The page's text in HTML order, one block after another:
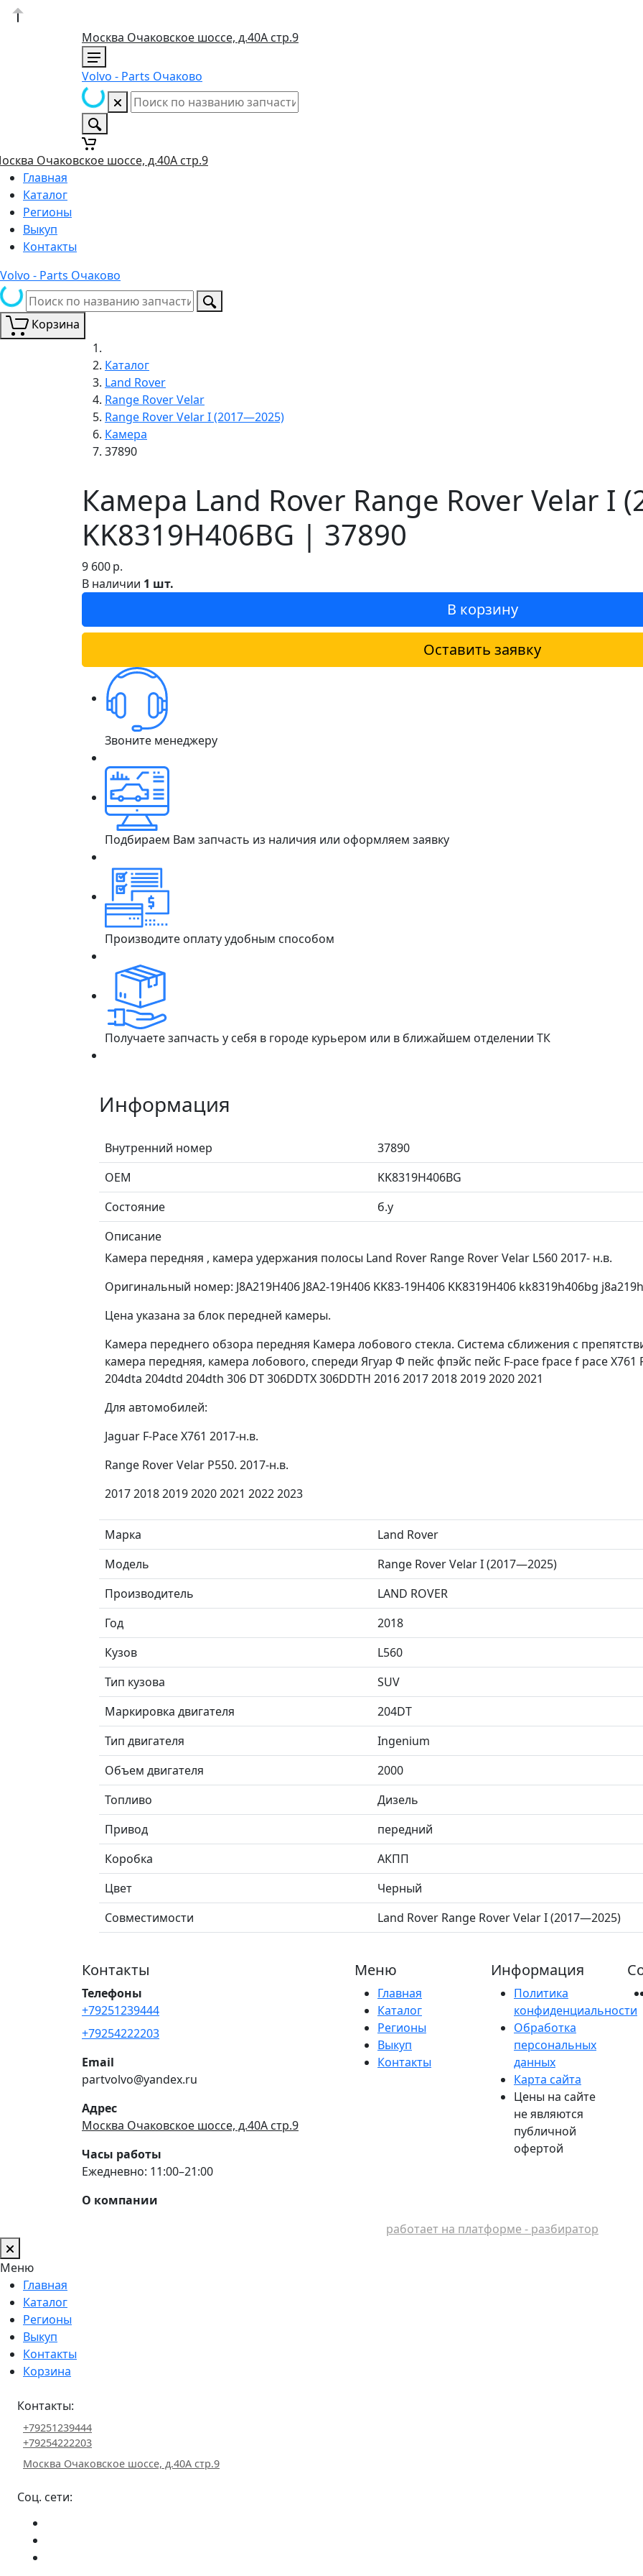
Москва Очаковское шоссе, д.40А стр.9
Volvo - Parts Очаково
Очаковское шоссе, д.40А стр.9
Главная
Каталог
Регионы
Выкуп
Контакты
Volvo - Parts Очаково
Корзина
Каталог
Land Rover
Range Rover Velar
Range Rover Velar I (2017—2025)
Камера
37890
Камера Land Rover Range Rover Velar I
KK8319H406BG | 37890
9 600р.
В наличии 1 шт.
В корзину
Оставить заявку
Звоните менеджеру
Подбираем Вам запчасть из наличия или оформляем заявку
Производите оплату удобным способом
Получаете запчасть у себя в городе курьером или в ближайшем отделении ТК
Информация
Внутренний номер
37890
ОЕМ
KK8319H406BG
Состояние
б.у
Описание
Камера передняя , камера удержания полосы Land Rover Range Rover Velar L560 2017- н.в.
Оригинальный номер: J8A219H406 J8A2-19H406 KK83-19H406 KK8319H406 kk8319h406bg
Цена указана за блок передней камеры.
Камера переднего обзора передняя Камера лобового стекла. Система сближения с
камера передняя, камера лобового, спереди Ягуар Ф пейс фпэйс пейс F-pace fpace f pace
204dta 204dtd 204dth 306 DT 306DDTX 306DDTH 2016 2017 2018 2019 2020 2021
Для автомобилей:
Jaguar F-Pace X761 2017-н.в.
Range Rover Velar P550. 2017-н.в.
2017 2018 2019 2020 2021 2022 2023
Марка
Land Rover
Модель
Range Rover Velar I (2017—2025)
Производитель
LAND ROVER
Год
2018
Кузов
L560
Тип кузова
SUV
Маркировка двигателя
204DT
Тип двигателя
Ingenium
Объем двигателя
2000
Топливо
Дизель
Привод
передний
Коробка
АКПП
Цвет
Черный
Совместимости
Land Rover Range Rover Velar I (2017—2025)
Контакты
Телефоны
+79251239444
+79254222203
Email
partvolvo@yandex.ru
Адрес
Москва Очаковское шоссе, д.40А стр.9
Часы работы
Ежедневно: 11:00–21:00
О компании
Меню
Главная
Каталог
Регионы
Выкуп
Контакты
Информация
Политика
конфиденциальности
Обработка
персональных
данных
Карта сайта
Цены на сайте
не являются
публичной
офертой
работает на платформе - разбиратор
Меню
Главная
Каталог
Регионы
Выкуп
Контакты
Корзина
Контакты:
+79251239444
+79254222203
Москва Очаковское шоссе, д.40А стр.9
Соц. сети: